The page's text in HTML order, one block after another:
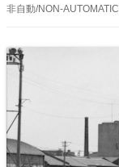
非自動/NON-AUTOMATIC
閉塞装置
連動装置
転てつ装置